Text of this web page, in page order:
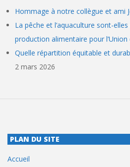
Hommage à notre collègue et ami
La pêche et l’aquaculture sont-
production alimentaire pour l’Union
Quelle répartition équitable et
2 mars 2026
PLAN DU SITE
Accueil